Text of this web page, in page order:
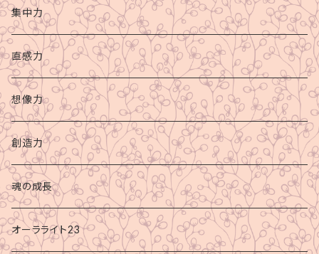
集中力
直感力
想像力
創造力
魂の成長
オーラライト23